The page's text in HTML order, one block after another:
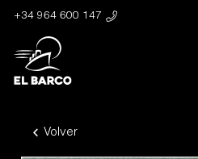
+34 964 600 147
Volver